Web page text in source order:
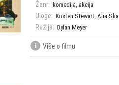
Žanr: komedija, akcija
Uloge: Kristen Stewart, Alia
Režija: Dylan Meyer
Više o filmu